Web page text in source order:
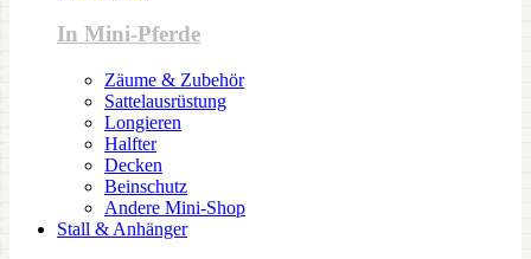
In Mini-Pferde
Zäume & Zubehör
Sattelausrüstung
Longieren
Halfter
Decken
Beinschutz
Andere Mini-Shop
Stall & Anhänger